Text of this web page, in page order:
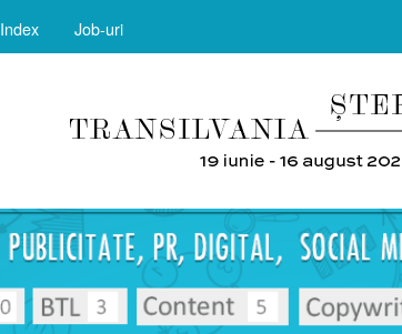
Index Job-uri